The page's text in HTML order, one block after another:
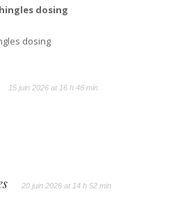
dosing
dosing
15 juin 2026 at 16 h 46 min
20 juin 2026 at 14 h 52 min